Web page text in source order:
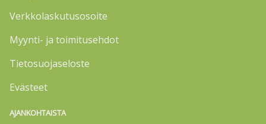
Verkkolaskutusosoite
Myynti- ja toimitusehdot
Tietosuojaseloste
Evästeet
AJANKOHTAISTA